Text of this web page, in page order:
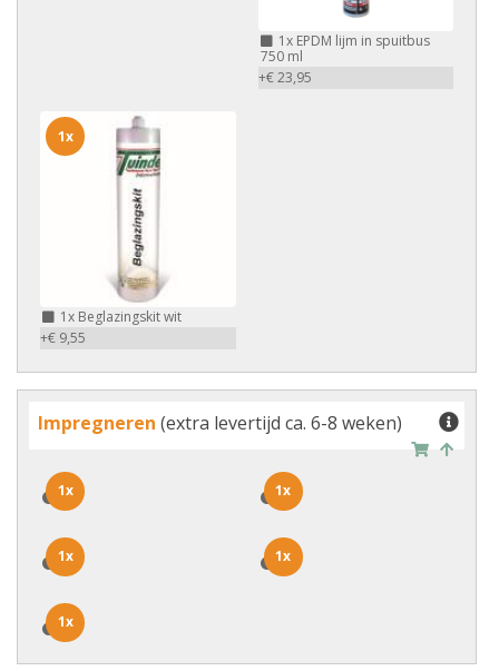
1xEPDM lijm in spuitbus
750 ml
+€ 23,95
1x Beglazingskit wit
+€ 9,55
1x
Impregneren (extra levertijd ca. 6-8 weken)
1x
1x 1x
1x
1x
1x 1x
1x
1x
1x